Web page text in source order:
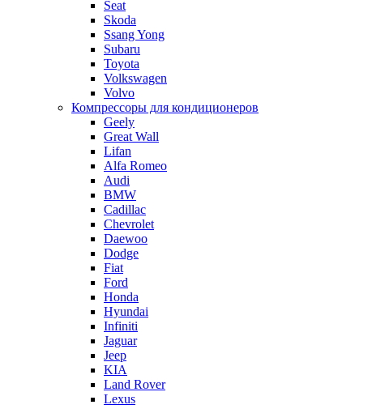
Seat
Skoda
Ssang Yong
Subaru
Toyota
Volkswagen
Volvo
Компрессоры для кондиционеров
Geely
Great Wall
Lifan
Alfa Romeo
Audi
BMW
Cadillac
Chevrolet
Daewoo
Dodge
Fiat
Ford
Honda
Hyundai
Infiniti
Jaguar
Jeep
KIA
Land Rover
Lexus